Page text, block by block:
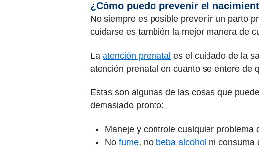
¿Cómo puedo prevenir el
No siempre es posible prevenir un parto
cuidarse es también la mejor manera de
La atención prenatal es el cuidado de la
atención prenatal en cuanto se entere de
Estas son algunas de las cosas que
demasiado pronto:
Maneje y controle cualquier problema
No fume, no beba alcohol ni consuma